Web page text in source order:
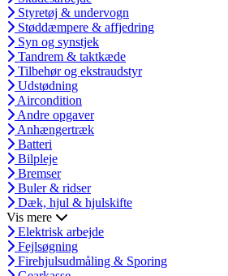
Styretøj & undervogn
Støddæmpere & affjedring
Syn og synstjek
Tandrem & taktkæde
Tilbehør og ekstraudstyr
Udstødning
Aircondition
Andre opgaver
Anhængertræk
Batteri
Bilpleje
Bremser
Buler & ridser
Dæk, hjul & hjulskifte
Vis mere
Elektrisk arbejde
Fejlsøgning
Firehjulsudmåling & Sporing